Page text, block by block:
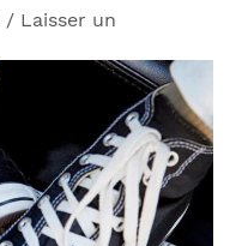
/ Laisser un